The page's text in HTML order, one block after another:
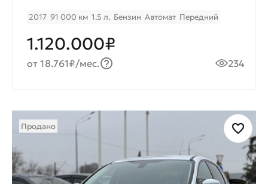
2017 91 000 км 1.5 л. Бензин Автомат Передний
1.120.000₽
от 18.761₽/мес. 234
Продано